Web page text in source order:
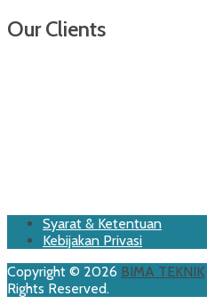
Our Clients
Footer
Menu
Skip
Syarat & Ketentuan
Kebijakan Privasi
Copyright © 2026 BIMA TEKNIK
Rights Reserved.